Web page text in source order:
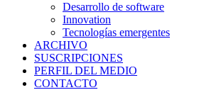
Desarrollo de software
Innovation
Tecnologías emergentes
ARCHIVO
SUSCRIPCIONES
PERFIL DEL MEDIO
CONTACTO